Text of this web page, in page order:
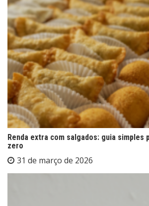
Renda extra com salgados: guia simples
zero
31 de março de 2026